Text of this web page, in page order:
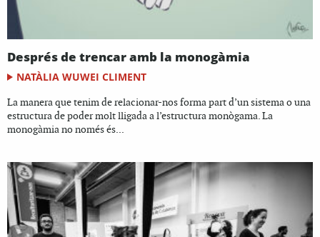
Després de trencar amb la monogàmia
NATÀLIA WUWEI CLIMENT
La manera que tenim de relacionar-nos forma part d’un sistema o una
estructura de poder molt lligada a l’estructura monògama. La
monogàmia no només és...